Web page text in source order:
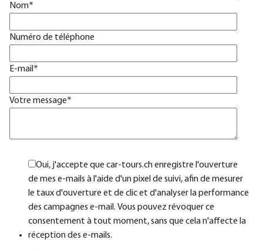
Nom*
Numéro de téléphone
E-mail *
Votre message*
Oui, j'accepte que car-tours.ch enregistre l'ouverture
de mes e-mails à l'aide d'un pixel de suivi, afin de mesurer
le taux d'ouverture et de clic et d'analyser la performance
des campagnes e-mail. Vous pouvez révoquer ce
consentement à tout moment, sans que cela n'affecte la
réception des e-mails.